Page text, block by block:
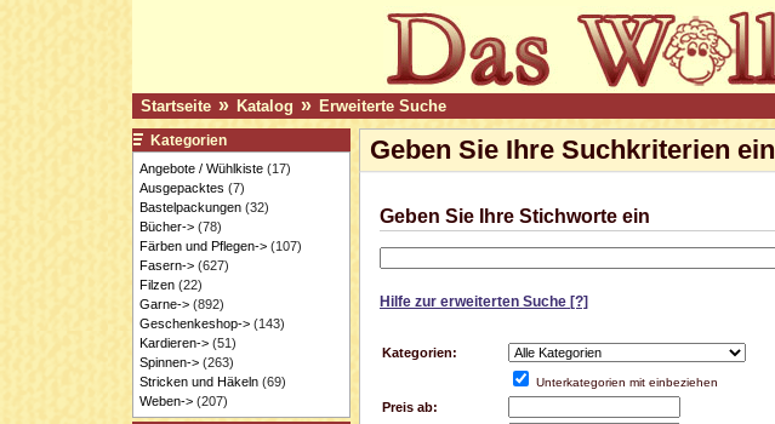
Startseite » Katalog » Erweiterte Suche
Geben Sie Ihre Suchkriterien ein
Geben Sie Ihre Stichworte ein
Hilfe zur erweiterten Suche [?]
Kategorien:
Unterkategorien mit einbeziehen
Preis ab:
Kategorien
Angebote / Wühlkiste(17)
Ausgepacktes (7)
Bastelpackungen(32)
Bücher->(78)
Färben und Pflegen->(107)
Fasern->(627)
Filzen(22)
Garne->(892)
Geschenkeshop->(143)
Kardieren->(51)
Spinnen->(263)
Stricken und Häkeln(69)
Weben->(207)